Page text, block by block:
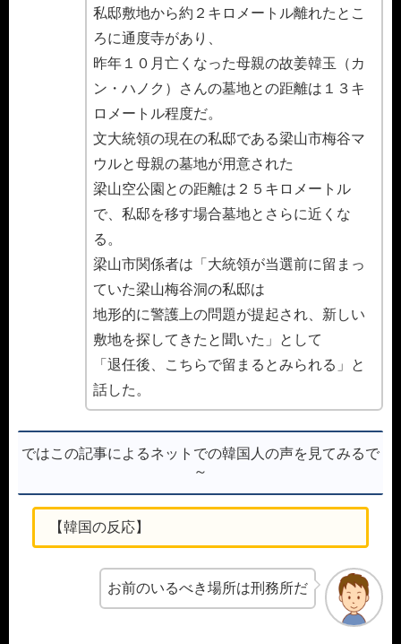
私邸敷地から約２キロメートル離れたとこ
ろに通度寺があり、
昨年１０月亡くなった母親の故姜韓玉（カ
ン・ハノク）さんの墓地との距離は１３キ
ロメートル程度だ。
文大統領の現在の私邸である梁山市梅谷マ
ウルと母親の墓地が用意された
梁山空公園との距離は２５キロメートル
で、私邸を移す場合墓地とさらに近くな
る。
梁山市関係者は「大統領が当選前に留まっ
ていた梁山梅谷洞の私邸は
地形的に警護上の問題が提起され、新しい
敷地を探してきたと聞いた」として
「退任後、こちらで留まるとみられる」と
話した。
ではこの記事によるネットでの韓国人の声を見てみるで
～
【韓国の反応】
お前のいるべき場所は刑務所だ